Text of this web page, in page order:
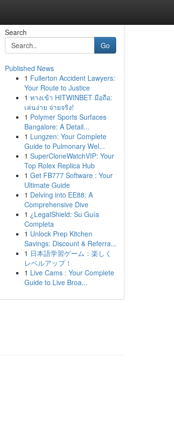
Search
Go
Published News
1 Fullerton Accident Lawyers:
Your Route to Justice
1 ทางเข้า HITWINBET มือถือ:
เล่นง่าย จ่ายจริง!
1 Polymer Sports Surfaces
Bangalore: A Detail...
1 Lungzen: Your Complete
Guide to Pulmonary Wel...
1 SuperCloneWatchVIP: Your
Top Rolex Replica Hub
1 Get FB777 Software : Your
Ultimate Guide
1 Delving into EE88: A
Comprehensive Dive
1 ¿LegalShield: Su Guía
Completa
1 Unlock Prep Kitchen
Savings: Discount & Referra...
1 日本語学習ゲーム：楽しく
レベルアップ！
1 Live Cams : Your Complete
Guide to Live Broa...